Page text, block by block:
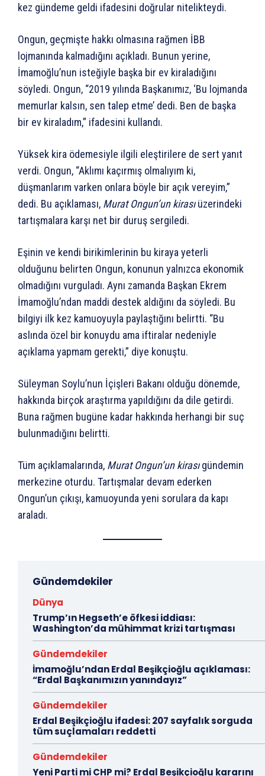
kez gündeme geldi ifadesini doğrular nitelikteydi.
Ongun, geçmişte hakkı olmasına rağmen İBB
lojmanında kalmadığını açıkladı. Bunun yerine,
İmamoğlu’nun isteğiyle başka bir ev kiraladığını
söyledi. Ongun, “2019 yılında Başkanımız, ‘Bu lojmanda
memurlar kalsın, sen talep etme’ dedi. Ben de başka
bir ev kiraladım,” ifadesini kullandı.
Yüksek kira ödemesiyle ilgili eleştirilere de sert yanıt
verdi. Ongun, “Aklımı kaçırmış olmalıyım ki,
düşmanlarım varken onlara böyle bir açık vereyim,”
dedi. Bu açıklaması, Murat Ongun’un kirasıüzerindeki
tartışmalara karşı net bir duruş sergiledi.
Eşinin ve kendi birikimlerinin bu kiraya yeterli
olduğunu belirten Ongun, konunun yalnızca ekonomik
olmadığını vurguladı. Aynı zamanda Başkan Ekrem
İmamoğlu’ndan maddi destek aldığını da söyledi. Bu
bilgiyi ilk kez kamuoyuyla paylaştığını belirtti. “Bu
aslında özel bir konuydu ama iftiralar nedeniyle
açıklama yapmam gerekti,” diye konuştu.
Süleyman Soylu’nun İçişleri Bakanı olduğu dönemde,
hakkında birçok araştırma yapıldığını da dile getirdi.
Buna rağmen bugüne kadar hakkında herhangi bir suç
bulunmadığını belirtti.
Tüm açıklamalarında, Murat Ongun’un kirasıgündemin
merkezine oturdu. Tartışmalar devam ederken
Ongun’un çıkışı, kamuoyunda yeni sorulara da kapı
araladı.
Gündemdekiler
Dünya
Trump’ın Hegseth’e öfkesi iddiası:
Washington’da mühimmat krizi tartışması
Gündemdekiler
İmamoğlu’ndan Erdal Beşikçioğlu açıklaması:
“Erdal Başkanımızın yanındayız”
Gündemdekiler
Erdal Beşikçioğlu ifadesi: 207 sayfalık sorguda
tüm suçlamaları reddetti
Gündemdekiler
Yeni Parti mi CHP mi? Erdal Beşikçioğlu kararını